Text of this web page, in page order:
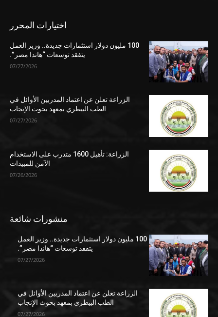
اختيارات المحرر
100 مليون دولار استثمارات جديدة.. وزير العمل
يتفقد توسعات “هاندا مصر”.
07/27/2026
الزراعة تعلن عن اعتماد المدربين الأوائل في
الطب البيطري بمعهد بحوث الإنجاب
07/27/2026
الزراعة: تأهيل 1600 متدرب على الاستخدام
الآمن للمبيدات
07/26/2026
منشورات شائعة
100 مليون دولار استثمارات جديدة.. وزير العمل
يتفقد توسعات “هاندا مصر”.
07/27/2026
الزراعة تعلن عن اعتماد المدربين الأوائل في
الطب البيطري بمعهد بحوث الإنجاب
07/27/2026